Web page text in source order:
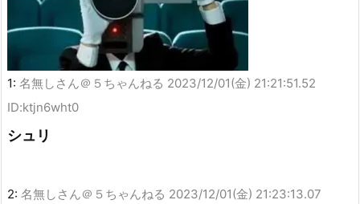
1: 名無しさん＠５ちゃんねる 2023/12/01(金) 21:21:51.52
ID:ktjn6wht0
シュリ
2: 名無しさん＠５ちゃんねる 2023/12/01(金) 21:23:13.07